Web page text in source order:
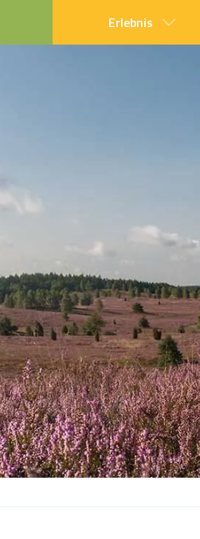
Erlebnis